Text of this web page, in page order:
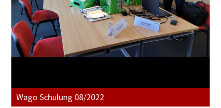
Wago Schulung 08/2022